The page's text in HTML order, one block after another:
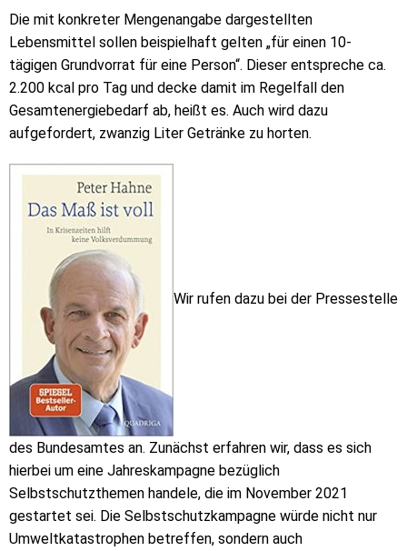
Die mit konkreter Mengenangabe dargestellten
Lebensmittel sollen beispielhaft gelten „für einen 10-
tägigen Grundvorrat für eine Person“. Dieser entspreche ca.
2.200 kcal pro Tag und decke damit im Regelfall den
Gesamtenergiebedarf ab, heißt es. Auch wird dazu
aufgefordert, zwanzig Liter Getränke zu horten.
Wir rufen dazu bei der Pressestelle
des Bundesamtes an. Zunächst erfahren wir, dass es sich
hierbei um eine Jahreskampagne bezüglich
Selbstschutzthemen handele, die im November 2021
gestartet sei. Die Selbstschutzkampagne würde nicht nur
Umweltkatastrophen betreffen, sondern auch